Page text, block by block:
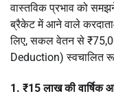
वास्तविक प्रभाव को
ब्रैकेट में आने वाले
लिए, सकल वेतन से
Deduction) स्वचालित
1. ₹15 लाख की वार्षिक